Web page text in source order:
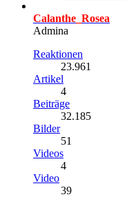
Calanthe_Rosea
Admina
Reaktionen
23.961
Artikel
4
Beiträge
32.185
Bilder
51
Videos
4
Video
39